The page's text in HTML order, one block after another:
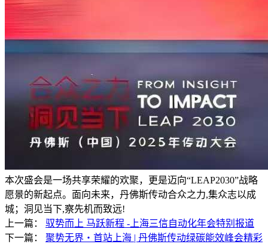
本次盛会是一场共享荣耀的欢聚，更是迈向“LEAP2030”战略
愿景的新起点。面向未来，丹佛斯传动合众之力,集众志以成
城；洞见当下,察先机而致远!
上一篇： 驭势而上 马跃新程 -上海三信自动化年会特别报道
下一篇： 聚势无界・首站上海 | 丹佛斯传动绿碳能效峰会精彩